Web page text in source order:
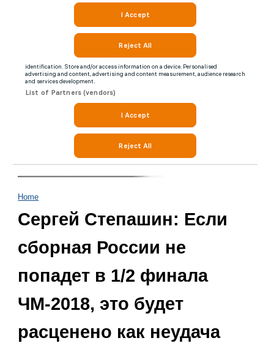
Home
Сергей Степашин: Если
сборная России не
попадет в 1/2 финала
ЧМ-2018, это будет
расценено как неудача